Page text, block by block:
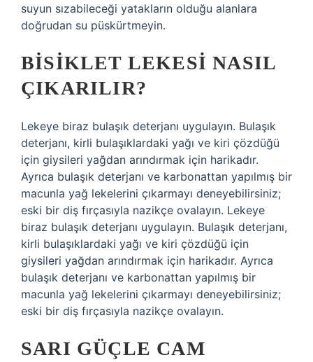
suyun sızabileceği yatakların olduğu alanlara
doğrudan su püskürtmeyin.
BISIKLET LEKESI NASIL
ÇIKARILIR?
Lekeye biraz bulaşık deterjanı uygulayın. Bulaşık
deterjanı, kirli bulaşıklardaki yağı ve kiri çözdüğü
için giysileri yağdan arındırmak için harikadır.
Ayrıca bulaşık deterjanı ve karbonattan yapılmış bir
macunla yağ lekelerini çıkarmayı deneyebilirsiniz;
eski bir diş fırçasıyla nazikçe ovalayın. Lekeye
biraz bulaşık deterjanı uygulayın. Bulaşık deterjanı,
kirli bulaşıklardaki yağı ve kiri çözdüğü için
giysileri yağdan arındırmak için harikadır. Ayrıca
bulaşık deterjanı ve karbonattan yapılmış bir
macunla yağ lekelerini çıkarmayı deneyebilirsiniz;
eski bir diş fırçasıyla nazikçe ovalayın.
SARI GÜÇLE CAM